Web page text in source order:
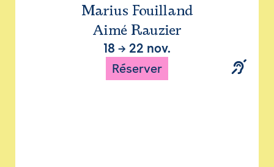
Marius Fouilland
Aimé Rauzier
18 → 22 nov.
Réserver